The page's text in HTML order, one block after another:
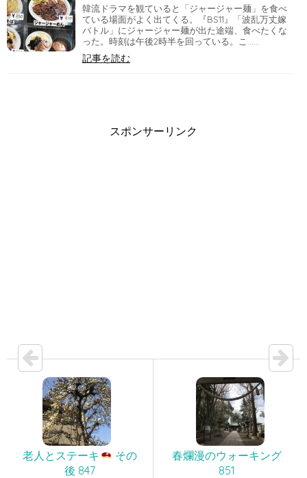
韓流ドラマを観ていると「ジャージャー麺」を食べ
ている場面がよく出てくる。『BS11』「波乱万丈嫁
バトル」にジャージャー麺が出た途端、食べたくな
った。時刻は午後2時半を回っている。こ……
記事を読む
スポンサーリンク
老人とステーキ
その
後 847
春爛漫のウォーキング
851